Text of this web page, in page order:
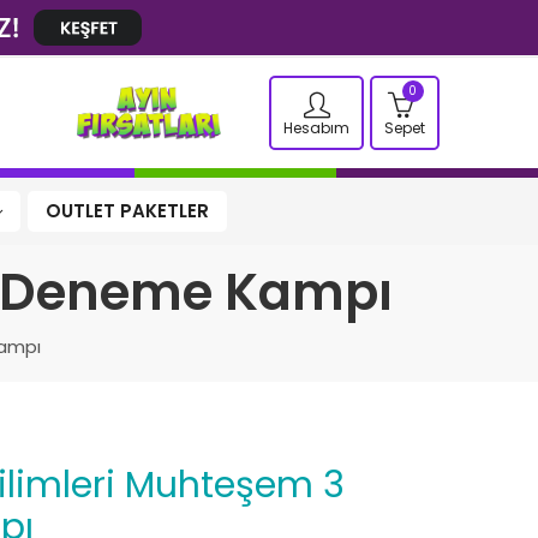
Hesabım
0
Sepet
OUTLET PAKETLER
Kampı